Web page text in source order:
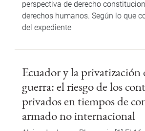
perspectiva de derecho
derechos humanos. Según lo que
del expediente
Ecuador y la privatización
guerra: el riesgo de los
privados en tiempos de
armado no internacional